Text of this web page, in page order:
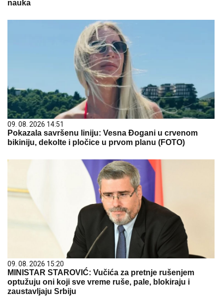
nauka
09. 08. 2026 14:51
Pokazala savršenu liniju: Vesna Đogani u crvenom
bikiniju, dekolte i pločice u prvom planu (FOTO)
09. 08. 2026 15:20
MINISTAR STAROVIĆ: Vučića za pretnje rušenjem
optužuju oni koji sve vreme ruše, pale, blokiraju i
zaustavljaju Srbiju